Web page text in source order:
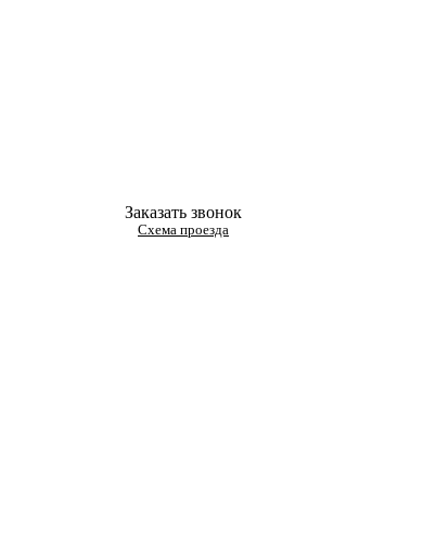
Заказать звонок
Схема проезда